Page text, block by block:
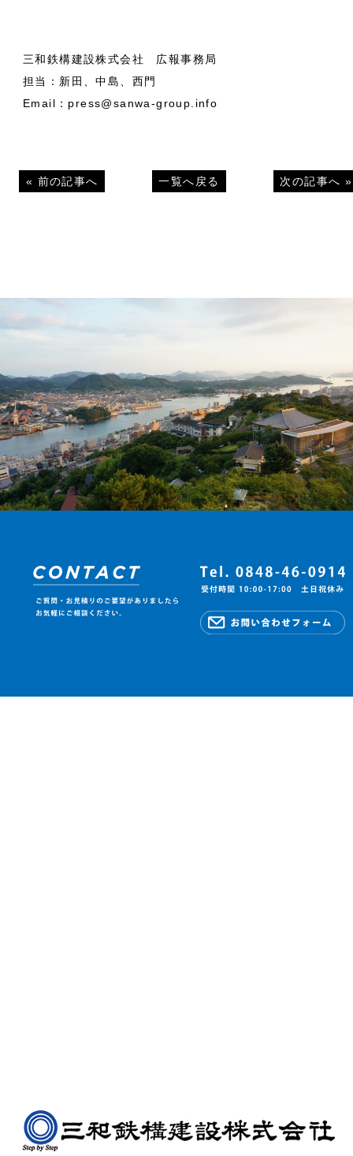
三和鉄構建設株式会社 広報事務局
担当：新田、中島、西門
Email：press@sanwa-group.info
« 前の記事へ 一覧へ戻る 次の記事へ »